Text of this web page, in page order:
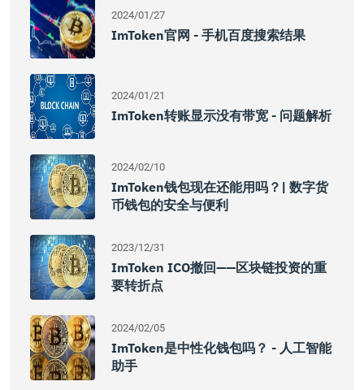
2024/01/27
ImToken官网 - 手机百度搜索结果
2024/01/21
ImToken转账显示没有带宽 - 问题解析
2024/02/10
ImToken钱包现在还能用吗？| 数字货
币钱包的安全与便利
2023/12/31
ImToken ICO撤回——区块链投资的重
要转折点
2024/02/05
ImToken是中性化钱包吗？ - 人工智能
助手